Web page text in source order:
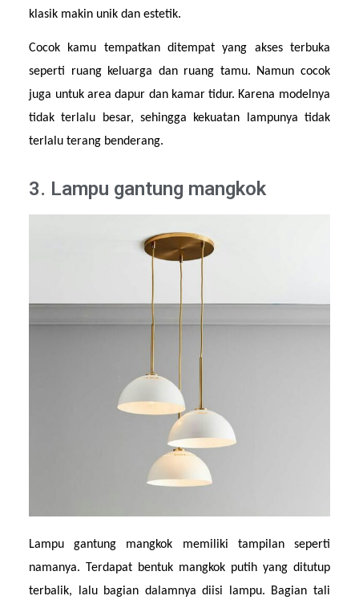
klasik makin unik dan estetik.
Cocok kamu tempatkan ditempat yang akses terbuka
seperti ruang keluarga dan ruang tamu. Namun cocok
juga untuk area dapur dan kamar tidur. Karena modelnya
tidak terlalu besar, sehingga kekuatan lampunya tidak
terlalu terang benderang.
3. Lampu gantung mangkok
Lampu gantung mangkok memiliki tampilan seperti
namanya. Terdapat bentuk mangkok putih yang ditutup
terbalik, lalu bagian dalamnya diisi lampu. Bagian tali